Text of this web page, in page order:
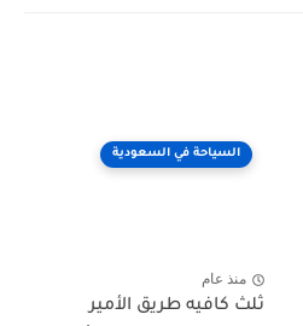
السياحة في السعودية
منذ عام
ثلث كافيه طريق الأمير